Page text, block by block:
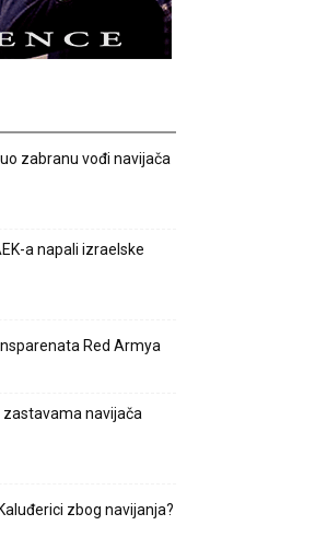
zabranu vođi navijača
a napali izraelske
Red Armya
zastavama navijača
zbog navijanja?